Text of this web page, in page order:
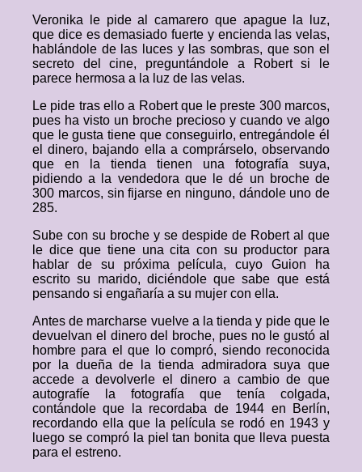
Veronika le pide al camarero que apague la luz,
que dice es demasiado fuerte y encienda las velas,
hablándole de las luces y las sombras, que son el
secreto del cine, preguntándole a Robert si le
parece hermosa a la luz de las velas.
Le pide tras ello a Robert que le preste 300 marcos,
pues ha visto un broche precioso y cuando ve algo
que le gusta tiene que conseguirlo, entregándole él
el dinero, bajando ella a comprárselo, observando
que en la tienda tienen una fotografía suya,
pidiendo a la vendedora que le dé un broche de
300 marcos, sin fijarse en ninguno, dándole uno de
285.
Sube con su broche y se despide de Robert al que
le dice que tiene una cita con su productor para
hablar de su próxima película, cuyo Guion ha
escrito su marido, diciéndole que sabe que está
pensando si engañaría a su mujer con ella.
Antes de marcharse vuelve a la tienda y pide que le
devuelvan el dinero del broche, pues no le gustó al
hombre para el que lo compró, siendo reconocida
por la dueña de la tienda admiradora suya que
accede a devolverle el dinero a cambio de que
autografíe la fotografía que tenía colgada,
contándole que la recordaba de 1944 en Berlín,
recordando ella que la película se rodó en 1943 y
luego se compró la piel tan bonita que lleva puesta
para el estreno.